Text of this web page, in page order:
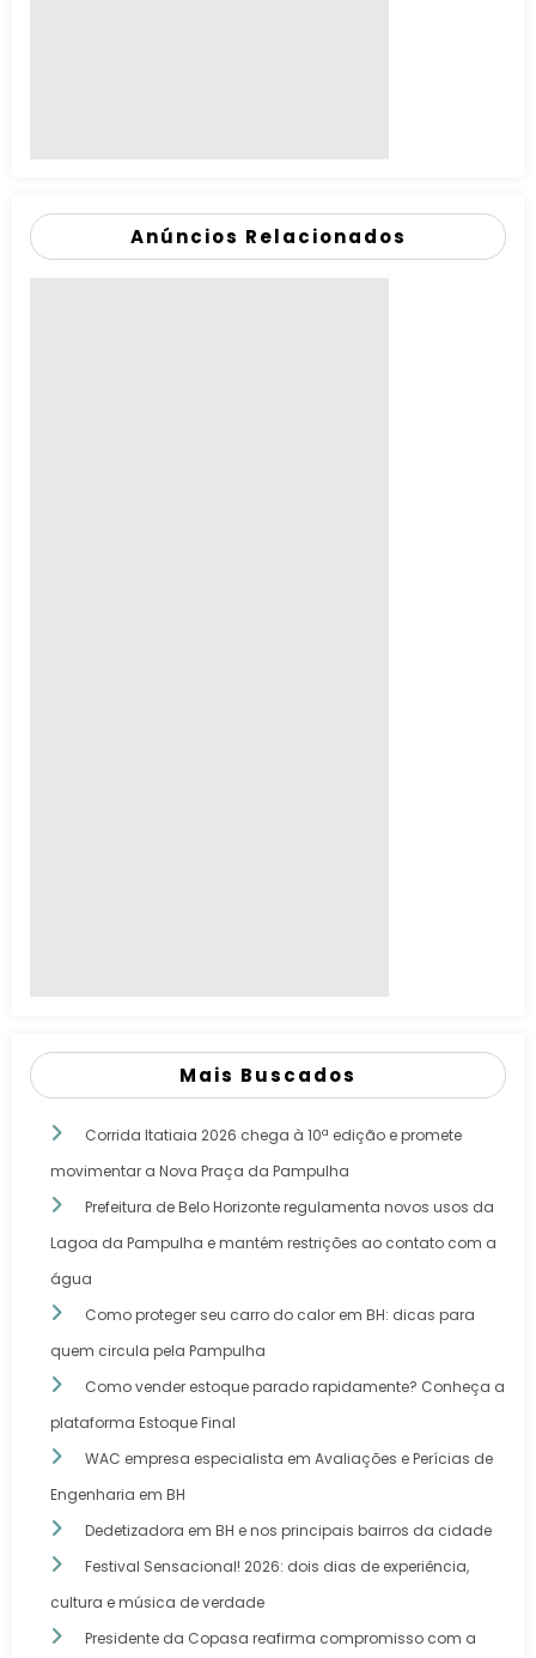
Anúncios Relacionados
Mais Buscados
Corrida Itatiaia 2026 chega à 10ª edição e promete
movimentar a Nova Praça da Pampulha
Prefeitura de Belo Horizonte regulamenta novos usos da
Lagoa da Pampulha e mantém restrições ao contato com a
água
Como proteger seu carro do calor em BH: dicas para
quem circula pela Pampulha
Como vender estoque parado rapidamente? Conheça a
plataforma Estoque Final
WAC empresa especialista em Avaliações e Perícias de
Engenharia em BH
Dedetizadora em BH e nos principais bairros da cidade
Festival Sensacional! 2026: dois dias de experiência,
cultura e música de verdade
Presidente da Copasa reafirma compromisso com a